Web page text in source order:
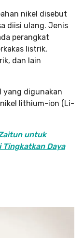
nikel disebut
diisi ulang. Jenis
perangkat
listrik,
dan lain
yang digunakan
nikel lithium-ion (Li-
untuk
Tingkatkan Daya